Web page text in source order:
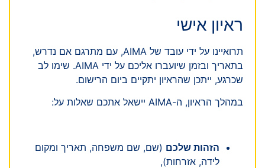
ראיון אישי
תרואיינו על ידי עובד של AIMA, עם מתרגם אם נדרש,
בתאריך ובזמן שיועברו אליכם על ידי AIMA. שימו לב
שכרגע, ייתכן שהראיון יתקיים ביום הרישום.
במהלך הראיון, ה-AIMA יישאל אתכם שאלות על:
הזהות שלכם (שם, שם משפחה, תאריך ומקום
לידה, אזרחות),